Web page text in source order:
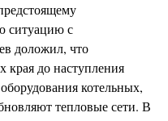
ситуацию с
доложил, что
края до наступления
котельных,
тепловые сети. В